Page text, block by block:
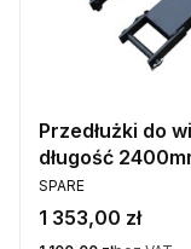
Przedłużki do
długość
PRODUCENT
SPARE
Cena
1 353,00 zł